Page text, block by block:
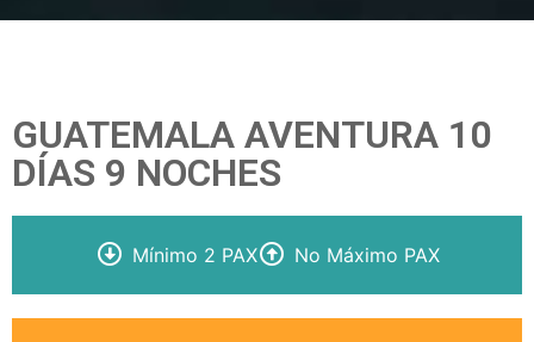
GUATEMALA AVENTURA 10
DÍAS 9 NOCHES
Mínimo 2 PAX No Máximo PAX